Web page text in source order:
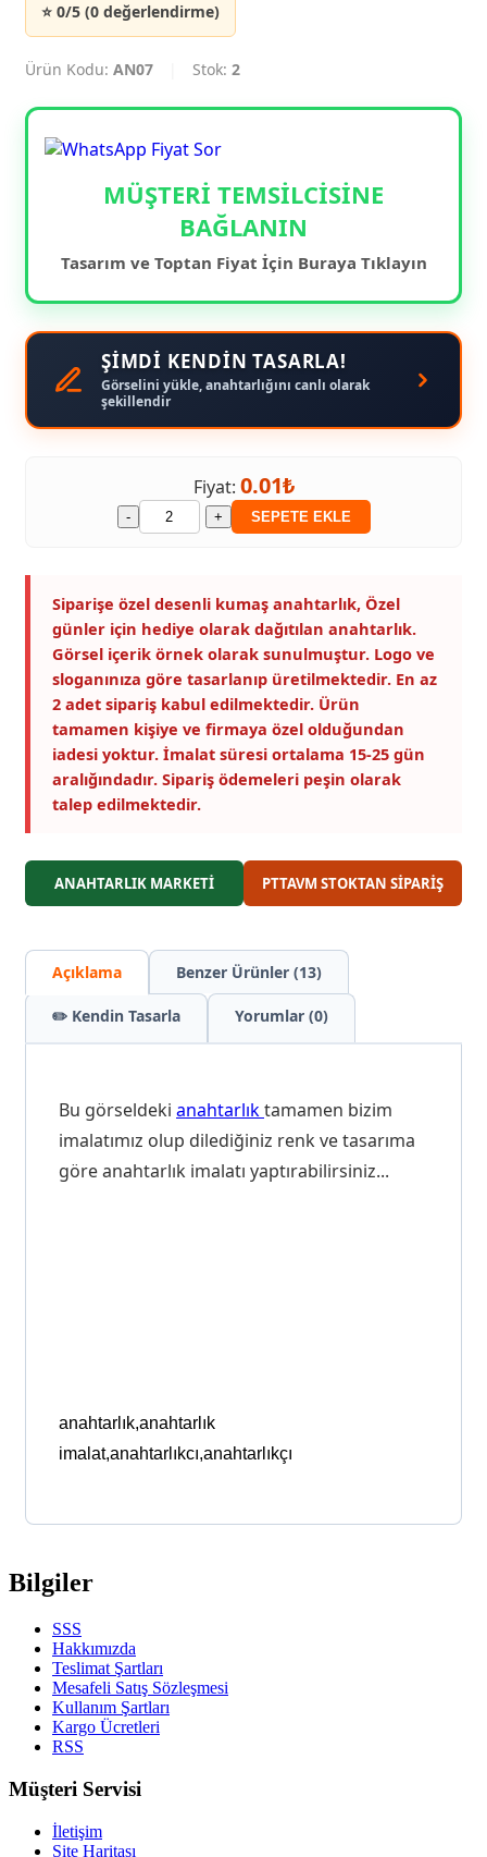
⭐ 0/5 (0 değerlendirme)
Ürün Kodu: AN07 Stok: 2
MÜŞTERİ TEMSİLCİSİNE
BAĞLANIN
Tasarım ve Toptan Fiyat İçin Buraya Tıklayın
ŞİMDİ KENDİN TASARLA!
Görselini yükle, anahtarlığını canlı olarak
şekillendir
Fiyat: 0.01₺
- + SEPETE EKLE
Siparişe özel desenli kumaş anahtarlık, Özel
günler için hediye olarak dağıtılan anahtarlık.
Görsel içerik örnek olarak sunulmuştur. Logo ve
sloganınıza göre tasarlanıp üretilmektedir. En az
2 adet sipariş kabul edilmektedir. Ürün
tamamen kişiye ve firmaya özel olduğundan
iadesi yoktur. İmalat süresi ortalama 15-25 gün
aralığındadır. Sipariş ödemeleri peşin olarak
talep edilmektedir.
ANAHTARLIK MARKETİ PTTAVM STOKTAN SİPARİŞ
Açıklama Benzer Ürünler (13)
✏️ Kendin Tasarla Yorumlar (0)
Bu görseldeki anahtarlıktamamen bizim
imalatımız olup dilediğiniz renk ve tasarıma
göre anahtarlık imalatı yaptırabilirsiniz...
anahtarlık,anahtarlık
imalat,anahtarlıkcı,anahtarlıkçı
Bilgiler
SSS
Hakkımızda
Teslimat Şartları
Mesafeli Satış Sözleşmesi
Kullanım Şartları
Kargo Ücretleri
RSS
Müşteri Servisi
İletişim
Site Haritası